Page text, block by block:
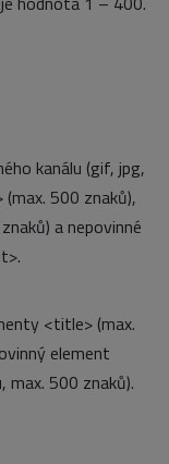
kanálu (gif, jpg,
500 znaků),
a nepovinné
<title> (max.
element
max. 500 znaků).